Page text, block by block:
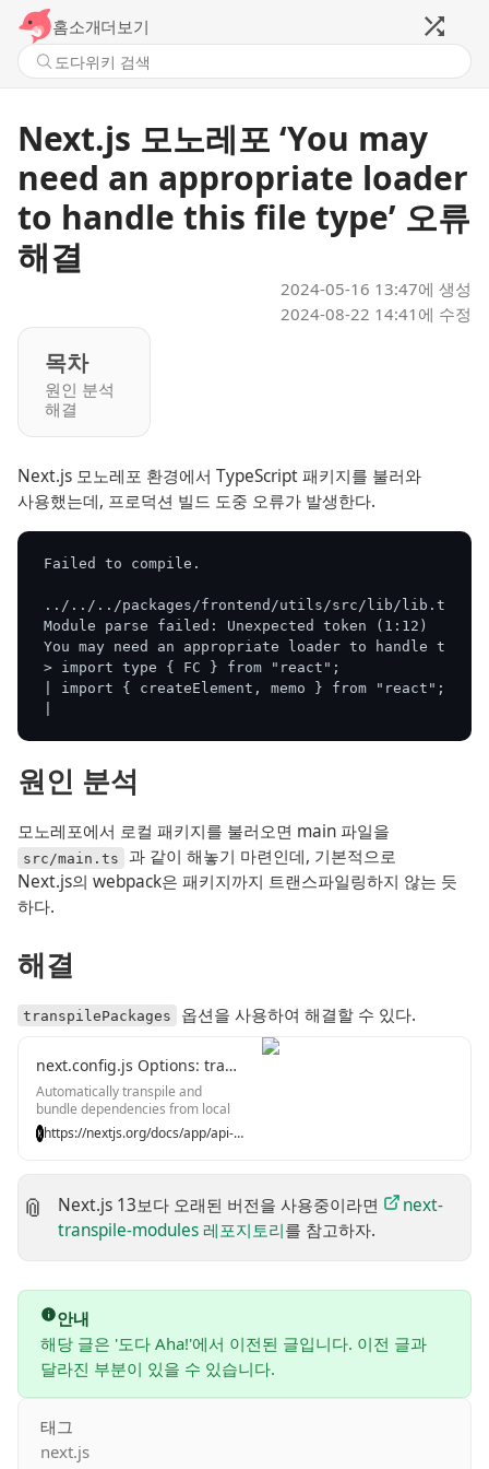
홈소개더보기
Next.js 모노레포 ‘You may
need an appropriate loader
to handle this file type’ 오류
해결
2024-05-16 13:47에 생성
2024-08-22 14:41 에 수정
목차
원인 분석
해결
Next.js 모노레포 환경에서 TypeScript 패키지를 불러와
사용했는데, 프로덕션 빌드 도중 오류가 발생한다.
Failed to compile.
../../../packages/frontend/utils/src/lib/lib.ts
Module parse failed: Unexpected token (1:12)
You may need an appropriate loader to handle
> import type { FC } from "react";
| import { createElement, memo } from "react";
원인 분석
모노레포에서 로컬 패키지를 불러오면 main 파일을
src/main.ts
과 같이 해놓기 마련인데, 기본적으로
Next.js의 webpack은 패키지까지 트랜스파일링하지 않는 듯
하다.
해결
transpilePackages 옵션을 사용하여 해결할 수 있다.
next.config.js Options: transpilePackages
Automatically transpile and
bundle dependencies from local
packages (like monorepos) or
from external dependencies
https://nextjs.org/docs/app/api-reference/next-config-js/transpilePackages
📎 Next.js 13보다 오래된 버전을 사용중이라면
next-
transpile-modules 레포지토리를 참고하자.
안내
해당 글은 '도다 Aha!'에서 이전된 글입니다. 이전 글과
달라진 부분이 있을 수 있습니다.
태그
next.js